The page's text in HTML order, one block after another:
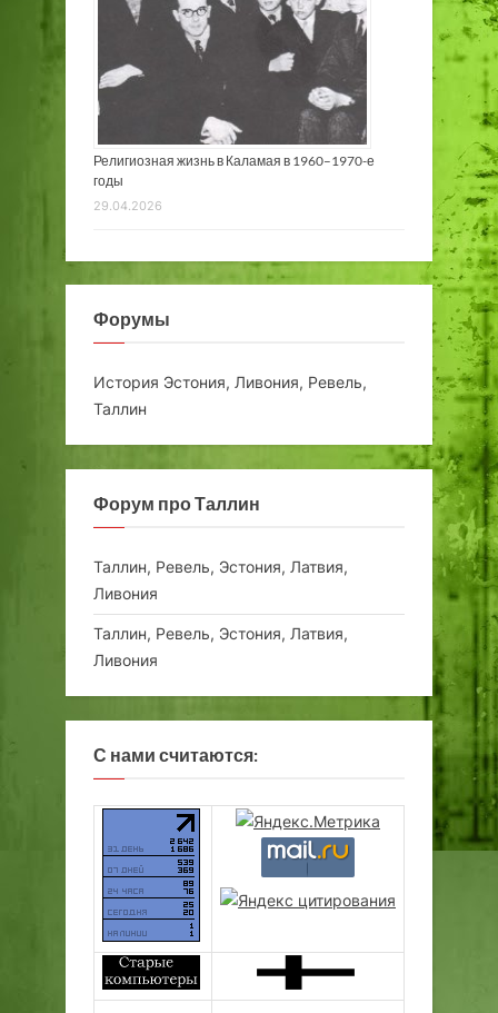
Религиозная жизнь в Каламая в 1960–1970-е
годы
29.04.2026
Форумы
История Эстония, Ливония, Ревель,
Таллин
Форум про Таллин
Таллин, Ревель, Эстония, Латвия,
Ливония
Таллин, Ревель, Эстония, Латвия,
Ливония
С нами считаются: